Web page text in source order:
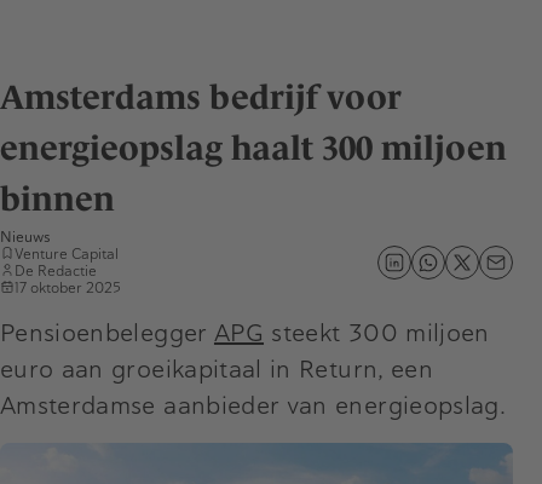
Amsterdams bedrijf voor
energieopslag haalt 300 miljoen
binnen
Nieuws
Venture Capital
De Redactie
17 oktober 2025
Pensioenbelegger APG steekt 300 miljoen
euro aan groeikapitaal in Return, een
Amsterdamse aanbieder van energieopslag.